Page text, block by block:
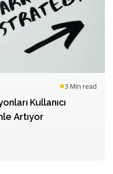
3 Minread
Kullanıcı
Artıyor